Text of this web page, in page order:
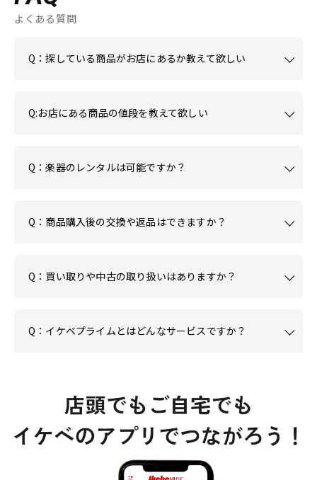
よくある質問
Q：探している商品がお店にあるか教えて欲しい
Q:お店にある商品の値段を教えて欲しい
Q：楽器のレンタルは可能ですか？
Q：商品購入後の交換や返品はできますか？
Q：買い取りや中古の取り扱いはありますか？
Q：イケベプライムとはどんなサービスですか？